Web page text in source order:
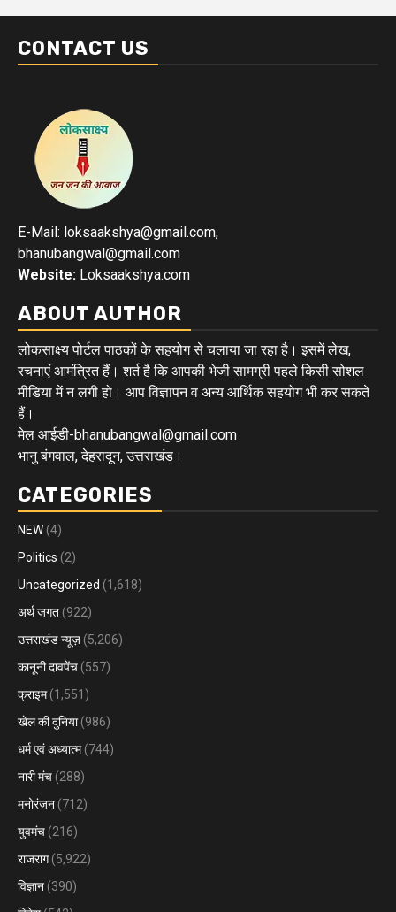
CONTACT US
E-Mail: loksaakshya@gmail.com,
bhanubangwal@gmail.com
Website: Loksaakshya.com
ABOUT AUTHOR
लोकसाक्ष्य पोर्टल पाठकों के सहयोग से चलाया जा रहा है। इसमें लेख,
रचनाएं आमंत्रित हैं। शर्त है कि आपकी भेजी सामग्री पहले किसी सोशल
मीडिया में न लगी हो। आप विज्ञापन व अन्य आर्थिक सहयोग भी कर सकते
हैं।
मेल आईडी-bhanubangwal@gmail.com
भानु बंगवाल, देहरादून, उत्तराखंड।
CATEGORIES
NEW (4)
Politics (2)
Uncategorized (1,618)
अर्थ जगत (922)
उत्तराखंड न्यूज़ (5,206)
कानूनी दावपेंच (557)
क्राइम(1,551)
खेल की दुनिया(986)
धर्म एवं अध्यात्म(744)
नारी मंच (288)
मनोरंजन (712)
युवमंच (216)
राजराग(5,922)
विज्ञान (390)